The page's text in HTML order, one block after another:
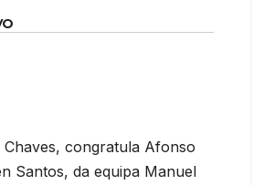
congratula Afonso
Santos, da equipa Manuel